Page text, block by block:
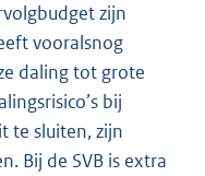
zijn
vooralsnog
daling tot grote
bij
te sluiten, zijn
Bij de SVB is extra